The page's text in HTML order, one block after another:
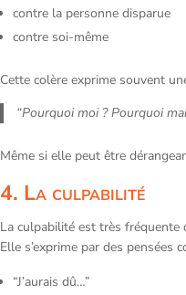
contre la personne disparue
contre soi-même
Cette colère exprime souvent
“Pourquoi moi ? Pourquoi
Même si elle peut être
4. La culpabilité
La culpabilité est très fréquente
Elle s’exprime par des pensées
“J’aurais dû…”